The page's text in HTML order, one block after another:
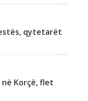
qytetarët
Korçë, flet